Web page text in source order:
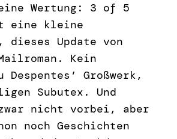
Wertung: 3 of 5
eine kleine
dieses Update von
Kein
Großwerk,
Subutex. Und
nicht vorbei, aber
noch Geschichten